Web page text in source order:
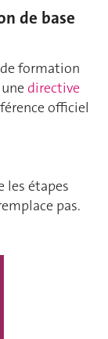
de base
formation
directive
officiel
étapes
pas.